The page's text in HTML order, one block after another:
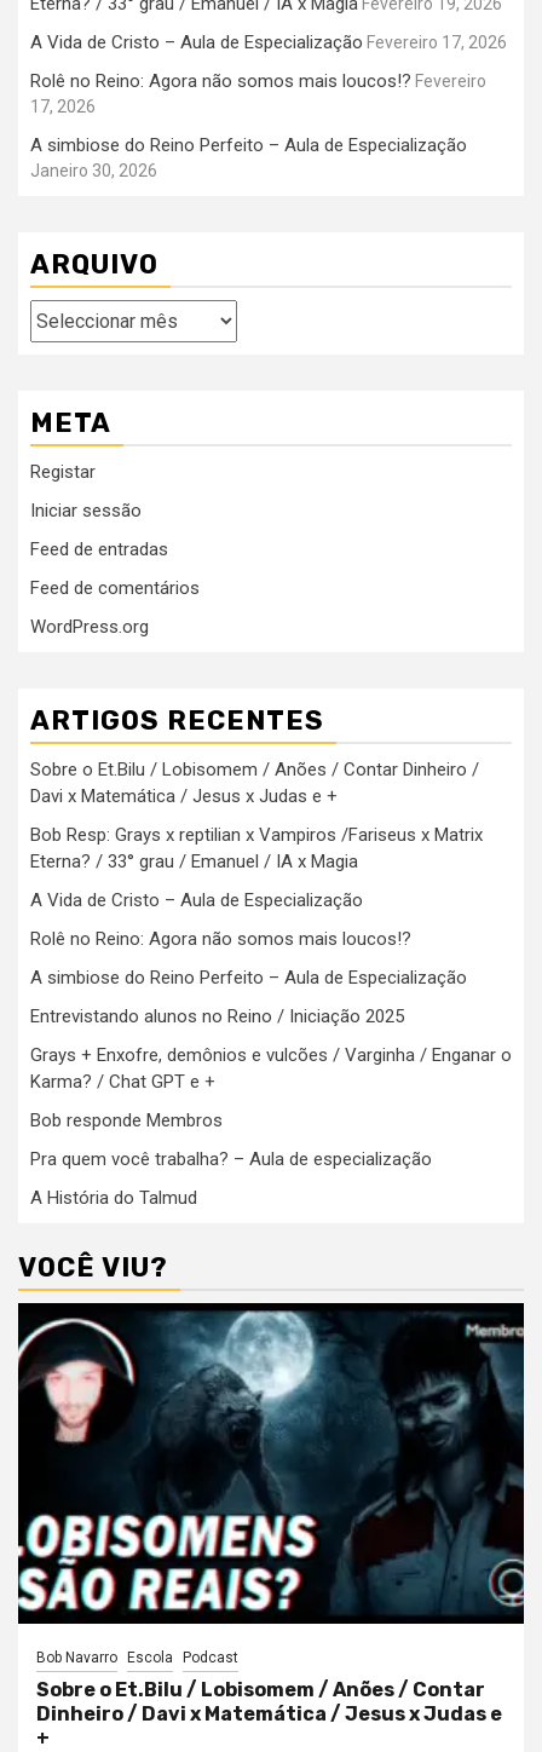
Fevereiro 19, 2026
A Vida de Cristo – Aula de Especialização Fevereiro 17, 2026
Rolê no Reino: Agora não somos mais loucos!? Fevereiro
17, 2026
A simbiose do Reino Perfeito – Aula de Especialização
Janeiro 30, 2026
ARQUIVO
Arquivo
META
Registar
Iniciar sessão
Feed de entradas
Feed de comentários
WordPress.org
ARTIGOS RECENTES
Sobre o Et.Bilu / Lobisomem / Anões / Contar Dinheiro /
Davi x Matemática / Jesus x Judas e +
Bob Resp: Grays x reptilian x Vampiros /Fariseus x Matrix
Eterna? / 33° grau / Emanuel / IA x Magia
A Vida de Cristo – Aula de Especialização
Rolê no Reino: Agora não somos mais loucos!?
A simbiose do Reino Perfeito – Aula de Especialização
Entrevistando alunos no Reino / Iniciação 2025
Grays + Enxofre, demônios e vulcões / Varginha / Enganar o
Karma? / Chat GPT e +
Bob responde Membros
Pra quem você trabalha? – Aula de especialização
A História do Talmud
VOCÊ VIU?
Bob Navarro Escola Podcast
Sobre o Et.Bilu / Lobisomem / Anões / Contar
Dinheiro / Davi x Matemática / Jesus x Judas e
+